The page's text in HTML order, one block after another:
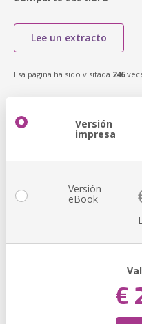
Lee un extracto
Esa página ha sido visitada 246
Versión
impresa
Versión
eBook
€